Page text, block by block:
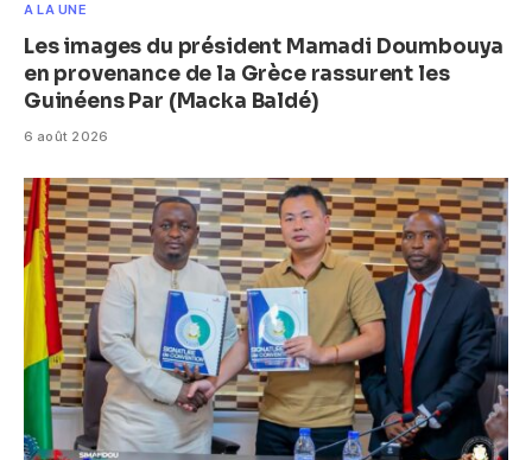
A LA UNE
Les images du président Mamadi Doumbouya
en provenance de la Grèce rassurent les
Guinéens Par (Macka Baldé)
6 août 2026